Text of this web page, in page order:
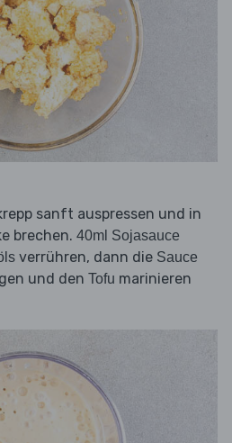
sanft auspressen und in
brechen. 40ml Sojasauce
verrühren, dann die Sauce
und den Tofu marinieren